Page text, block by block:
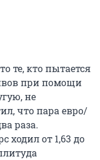
те, кто пытается
при помощи
не
что пара евро/
раза.
ходил от 1,63 до